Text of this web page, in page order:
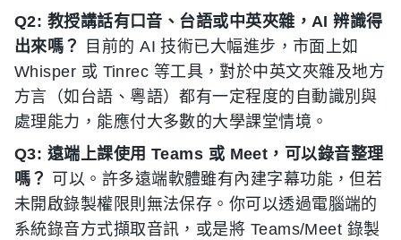
Q2: 教授講話有口音、台語或中英夾雜，AI 辨識得
出來嗎？
目前的 AI 技術已大幅進步，市面上如
Whisper 或 Tinrec 等工具，對於中英文夾雜及地方
方言（如台語、粵語）都有一定程度的自動識別與
處理能力，能應付大多數的大學課堂情境。
Q3: 遠端上課使用 Teams 或 Meet，可以錄音整理
嗎？ 可以。許多遠端軟體雖有內建字幕功能，但若
未開啟錄製權限則無法保存。你可以透過電腦端的
系統錄音方式擷取音訊，或是將 Teams/Meet 錄製